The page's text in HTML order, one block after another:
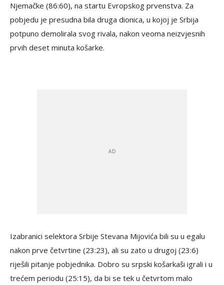
Njemačke (86:60), na startu Evropskog prvenstva. Za
pobjedu je presudna bila druga dionica, u kojoj je Srbija
potpuno demolirala svog rivala, nakon veoma neizvjesnih
prvih deset minuta košarke.
Izabranici selektora Srbije Stevana Mijovića bili su u egalu
nakon prve četvrtine (23:23), ali su zato u drugoj (23:6)
riješili pitanje pobjednika. Dobro su srpski košarkaši igrali i u
trećem periodu (25:15), da bi se tek u četvrtom malo